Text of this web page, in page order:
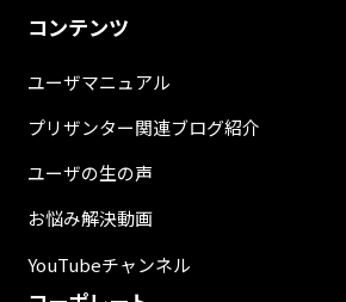
コンテンツ
ユーザマニュアル
プリザンター関連ブログ紹介
ユーザの生の声
お悩み解決動画
YouTubeチャンネル